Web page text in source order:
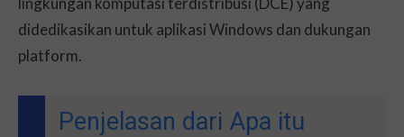
didedikasikan untuk aplikasi Windows dan dukungan
platform.
Penjelasan dari Apa itu